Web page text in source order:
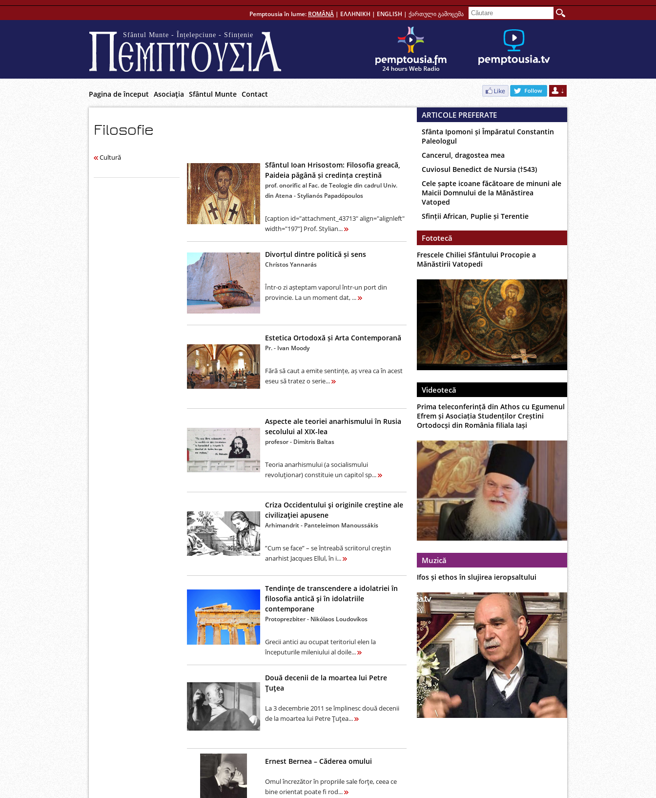
Pemptousia în lume: ROMÂNĂ | ΕΛΛΗΝΙΚΗ | ENGLISH | ქართული გამოცემა
Sfântul Munte - Înțelepciune - Sfințenie
Pagina de început Asociaţia Sfântul Munte Contact
Filosofie
Cultură
Sfântul Ioan Hrisostom: Filosofia greacă,
Paideia păgână și credința creștină
prof. onorific al Fac. de Teologie din cadrul Univ.
din Atena - Stylianós Papadópoulos
[caption id="attachment_43713" align="alignleft"
width="197"] Prof. Stylian...
Divorțul dintre politică și sens
Chrístos Yannarás
Într-o zi așteptam vaporul într-un port din
provincie. La un moment dat, ...
Estetica Ortodoxă și Arta Contemporană
Pr. - Ivan Moody
Fără să caut a emite sentințe, aș vrea ca în acest
eseu să tratez o serie...
Aspecte ale teoriei anarhismului în Rusia
secolului al XIX-lea
profesor - Dimitris Baltas
Teoria anarhismului (a socialismului
revoluţionar) constituie un capitol sp...
Criza Occidentului şi originile creştine ale
civilizaţiei apusene
Arhimandrit - Panteleímon Manoussákis
”Cum se face” – se întreabă scriitorul creştin
anarhist Jacques Ellul, în i...
Tendinţe de transcendere a idolatriei în
filosofia antică şi în idolatriile
contemporane
Protoprezbiter - Nikólaos Loudovíkos
Grecii antici au ocupat teritoriul elen la
începuturile mileniului al doile...
Două decenii de la moartea lui Petre
Ţuţea
La 3 decembrie 2011 se împlinesc două decenii
de la moartea lui Petre Ţuţea...
Ernest Bernea – Căderea omului
Omul încrezător în propriile sale forţe, ceea ce
bine orientat poate fi rod...
ARTICOLE PREFERATE
Sfânta Ipomoni și Împăratul Constantin
Paleologul
Cancerul, dragostea mea
Cuviosul Benedict de Nursia (†543)
Cele șapte icoane făcătoare de minuni ale
Maicii Domnului de la Mănăstirea
Vatoped
Sfinții African, Puplie și Terentie
Fototecă
Frescele Chiliei Sfântului Procopie a
Mănăstirii Vatopedi
Videotecă
Prima teleconferință din Athos cu Egumenul
Efrem și Asociația Studenților Creștini
Ortodocși din România filiala Iași
Muzică
Ifos și ethos în slujirea ieropsaltului